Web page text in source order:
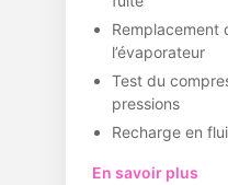
Remplacement
l’évaporateur
Test du
pressions
Recharge en
En savoir plus